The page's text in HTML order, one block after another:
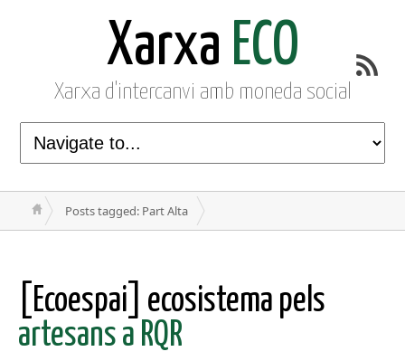
Xarxa ECO
Xarxa d'intercanvi amb moneda social
Posts tagged: Part Alta
[Ecoespai] ecosistema pels
artesans a RQR